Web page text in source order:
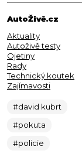
AutoŽivě.cz
Aktuality
Autoživě testy
Ojetiny
Rady
Technický koutek
Zajímavosti
#david kubrt
#pokuta
#policie